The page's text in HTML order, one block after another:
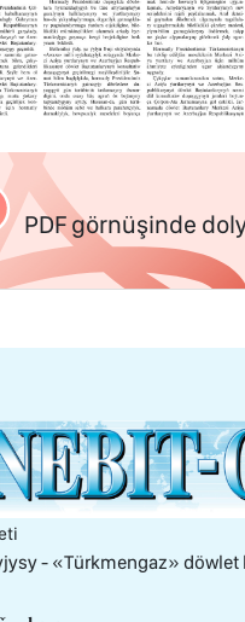
PDF görnüşinde
- «Тürkmengaz» döwlet